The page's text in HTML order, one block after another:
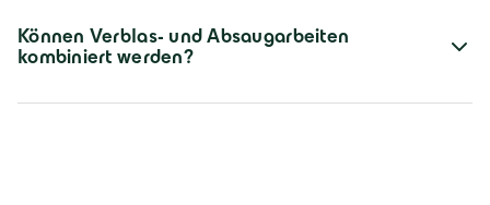
Können Verblas- und Absaugarbeiten
kombiniert werden?